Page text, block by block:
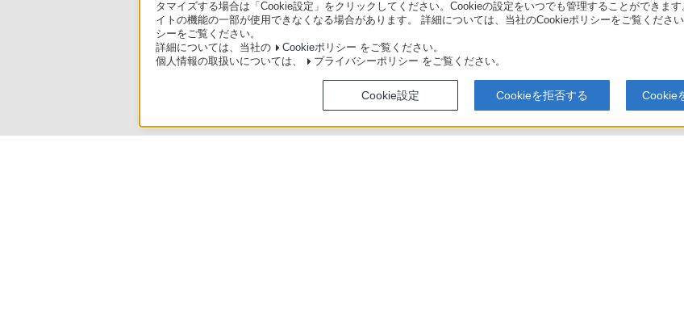
タマイズする場合は「Cookie設定」をクリックしてください。Cookieの設定をいつでも管理することができま
イトの機能の一部が使用できなくなる場合があります。 詳細については、当社のCookieポリシーをご覧くださ
シーをご覧ください。
詳細については、当社の
Cookieポリシー をご覧ください。
個人情報の取扱いについては、
プライバシーポリシー をご覧ください。
Cookie設定 Cookieを拒否する Cookie